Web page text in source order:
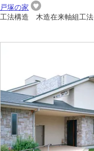
戸塚の家
工法構造 木造在来軸組工法